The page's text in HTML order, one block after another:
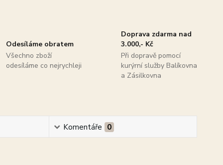
Odesíláme obratem
Všechno zboží
odesíláme co nejrychleji
Doprava zdarma nad
3.000,- Kč
Při dopravě pomocí
kurýrní služby Balíkovna
a Zásilkovna
Komentáře 0